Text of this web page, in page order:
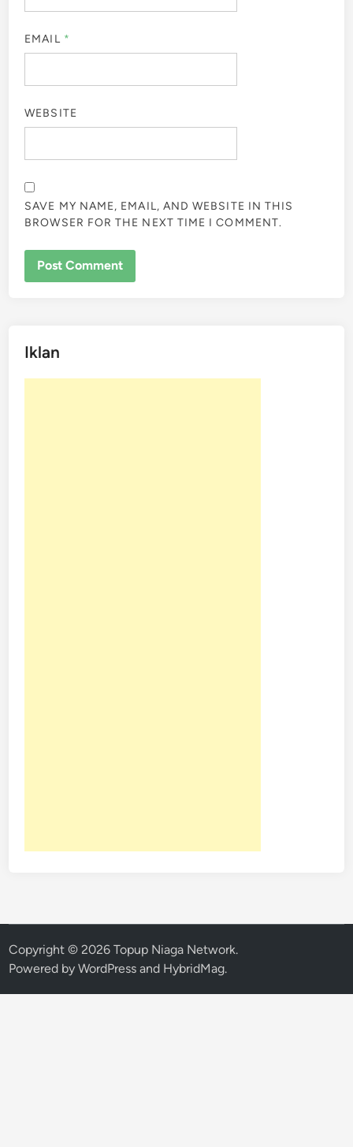
EMAIL *
WEBSITE
SAVE MY NAME, EMAIL, AND WEBSITE IN THIS
BROWSER FOR THE NEXT TIME I COMMENT.
Iklan
Copyright © 2026Topup Niaga Network.
Powered byWordPress and HybridMag.